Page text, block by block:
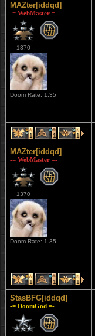
MAZter[iddqd]
-= WebMaster =-
1370
Doom Rate: 1.35
1 1 1
MAZter[iddqd]
-= WebMaster =-
1370
Doom Rate: 1.35
1 1 1
StasBFG[iddqd]
-= DoomGod =-